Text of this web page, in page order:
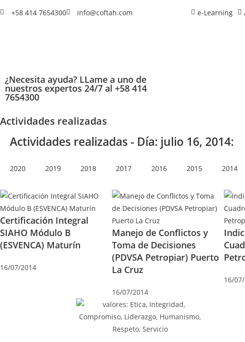
+58 414 7654300 info@coftah.com e-Learning
¿Necesita ayuda? LLame a uno de
nuestros expertos 24/7 al +58 414
7654300
Actividades realizadas
Actividades realizadas - Día: julio 16, 2014:
2020 2019 2018 2017 2016 2015 2014
Certificación Integral
SIAHO Módulo B
(ESVENCA) Maturín
16/07/2014
Manejo de Conflictos y
Toma de Decisiones
(PDVSA Petropiar) Puerto
La Cruz
16/07/2014
16/